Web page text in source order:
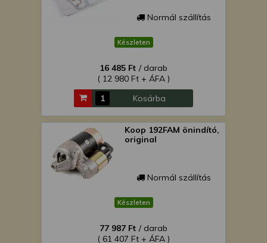
Normál szállítás
Készleten
16 485 Ft / darab
( 12 980 Ft + ÁFA )
Kosárba
Koop 192FAM önindító,
original
Normál szállítás
Készleten
77 987 Ft / darab
( 61 407 Ft + ÁFA )